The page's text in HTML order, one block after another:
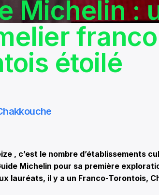
Michelin :
étoilé
, c’est le nombre d’établissements
Michelin pour sa première
lauréats, il y a un Franco-Torontois,